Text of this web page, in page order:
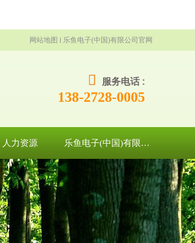
网站地图 乐鱼电子(中国)有限公司官网
服务电话 :
138-2728-0005
人力资源 乐鱼电子(中国)有限公司官网